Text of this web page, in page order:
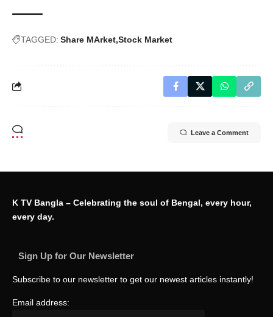
TAGGED: Share MArket Stock Market
Leave a Comment
K TV Bangla – Celebrating the soul of Bengal, every hour,
every day.
Sign Up for Our Newsletter
Subscribe to our newsletter to get our newest articles instantly!
Email address: